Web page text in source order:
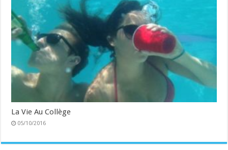
La Vie Au Collège
05/10/2016